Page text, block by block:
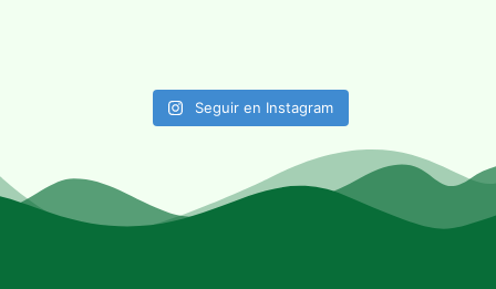
Seguir en Instagram